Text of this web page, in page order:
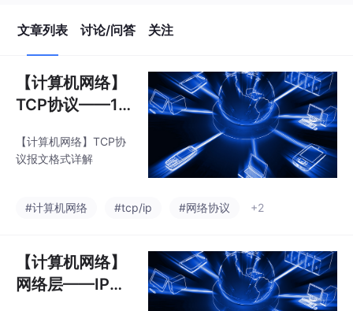
文章列表 讨论/问答 关注
【计算机网络】
TCP协议——1.
【计算机网络】TCP协
议报文格式详解
#计算机网络 #tcp/ip #网络协议 +2
【计算机网络】
网络层——IP协